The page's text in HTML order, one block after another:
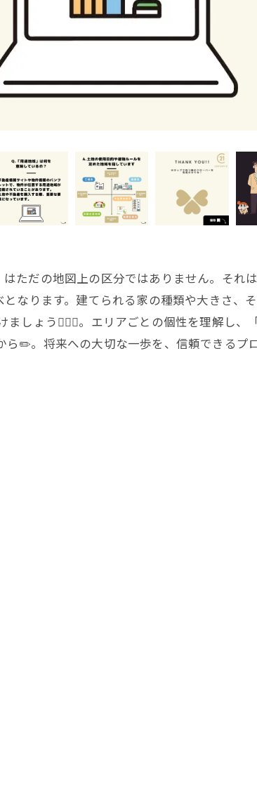
ただの地図上の区分ではありません。それ
なります。建てられる家の種類や大きさ、
しょう🕵️‍♂️💼。エリアごとの個性を理解し
✏️。将来への大切な一歩を、信頼できるプ